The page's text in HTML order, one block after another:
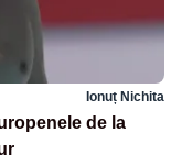
Ionuț Nichita
de la